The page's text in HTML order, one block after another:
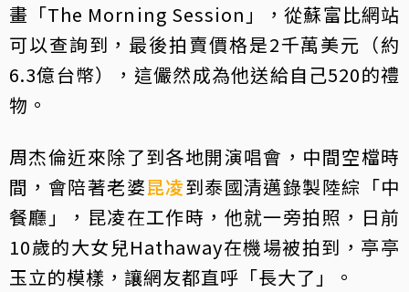
畫「The Morning Session」，從蘇富比網站
可以查詢到，最後拍賣價格是2千萬美元（約
6.3億台幣），這儼然成為他送給自己520的禮
物。
周杰倫近來除了到各地開演唱會，中間空檔時
間，會陪著老婆昆凌到泰國清邁錄製陸綜「中
餐廳」，昆凌在工作時，他就一旁拍照，日前
10歲的大女兒Hathaway在機場被拍到，亭亭
玉立的模樣，讓網友都直呼「長大了」。